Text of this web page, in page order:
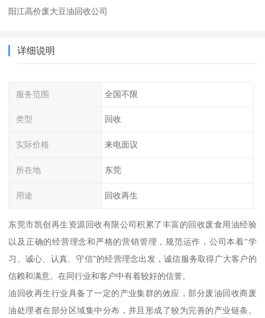
阳江高价废大豆油回收公司
详细说明
服务范围 全国不限
类型 回收
实际价格 来电面议
所在地 东莞
用途 回收再生
东莞市凯创再生资源回收有限公司积累了丰富的回收废食用油经验
以及正确的经营理念和严格的营销管理，规范运作，公司本着“学
习、诚心、认真、守信”的经营理念出发，诚信服务取得广大客户的
信赖和满意。在同行业和客户中有着较好的信誉。
油回收再生行业具备了一定的产业集群的效应，部分废油回收商废
油处理者在部分区域集中分布，并且形成了较为完善的产业链条。